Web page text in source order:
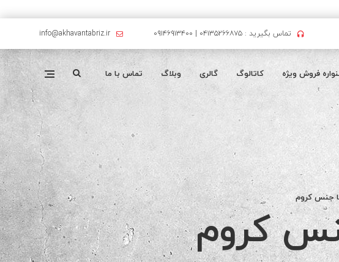
تماس بگیرید : ۰۴۱۳۵۲۶۶۸۷۵ | ۰۹۱۴۶۹۱۳۴۰۰ info@akhavantabriz.ir
فروش ویژه کاتالوگ گالری وبلاگ تماس با ما
جنس کروم
کروم